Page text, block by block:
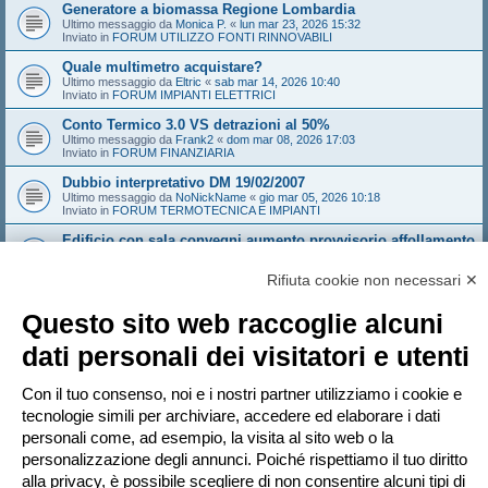
Generatore a biomassa Regione Lombardia
Ultimo messaggio da Monica P. « lun mar 23, 2026 15:32
Inviato in FORUM UTILIZZO FONTI RINNOVABILI
Quale multimetro acquistare?
Ultimo messaggio da Eltric « sab mar 14, 2026 10:40
Inviato in FORUM IMPIANTI ELETTRICI
Conto Termico 3.0 VS detrazioni al 50%
Ultimo messaggio da Frank2 « dom mar 08, 2026 17:03
Inviato in FORUM FINANZIARIA
Dubbio interpretativo DM 19/02/2007
Ultimo messaggio da NoNickName « gio mar 05, 2026 10:18
Inviato in FORUM TERMOTECNICA E IMPIANTI
Edificio con sala convegni aumento provvisorio affollamento
compartimentano
Ultimo messaggio da Andrew1970 «mar feb 24, 2026 16:35
Dominio web abitazionigreen, vi interessa?
Ultimo messaggio da marcoaroma « dom feb 15, 2026 18:34
Inviato inFORUM UTILIZZO FONTI RINNOVABILI
La ricerca ha trovato più di 1000 risultati Pagina1di20
1 2 3 4 5 … 20
Rifiuta cookie non necessari ✕
Questo sito web raccoglie alcuni
dati personali dei visitatori e utenti
Con il tuo consenso, noi e i nostri partner utilizziamo i cookie e
tecnologie simili per archiviare, accedere ed elaborare i dati
personali come, ad esempio, la visita al sito web o la
personalizzazione degli annunci. Poiché rispettiamo il tuo diritto
alla privacy, è possibile scegliere di non consentire alcuni tipi di